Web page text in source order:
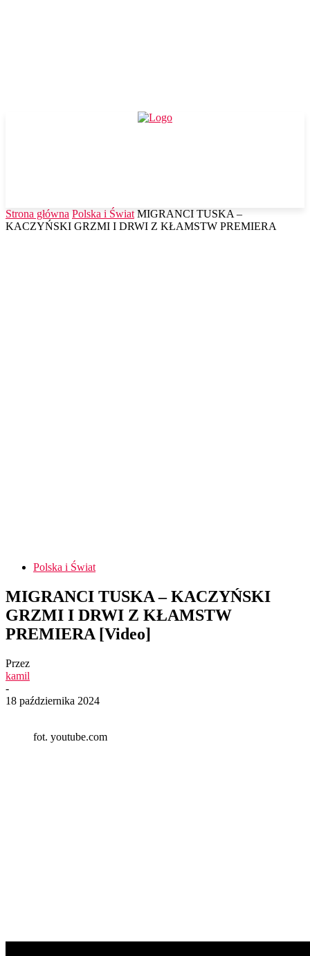
Strona główna Polska i Świat MIGRANCI TUSKA –
KACZYŃSKI GRZMI I DRWI Z KŁAMSTW PREMIERA
Polska i Świat
MIGRANCI TUSKA – KACZYŃSKI
GRZMI I DRWI Z KŁAMSTW
PREMIERA [Video]
Przez
kamil
-
18 października 2024
fot. youtube.com